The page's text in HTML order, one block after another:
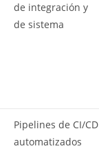
de integración y
de sistema
Pipelines de CI/CD
automatizados